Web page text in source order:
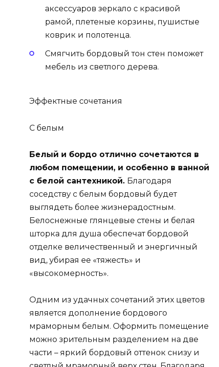
аксессуаров зеркало с красивой
рамой, плетеные корзины, пушистые
коврик и полотенца.
Смягчить бордовый тон стен поможет
мебель из светлого дерева.
Эффектные сочетания
С белым
Белый и бордо отлично сочетаются в
любом помещении, и особенно в ванной
с белой сантехникой. Благодаря
соседству с белым бордовый будет
выглядеть более жизнерадостным.
Белоснежные глянцевые стены и белая
шторка для душа обеспечат бордовой
отделке величественный и энергичный
вид, убирая ее «тяжесть» и
«высокомерность».
Одним из удачных сочетаний этих цветов
является дополнение бордового
мраморным белым. Оформить помещение
можно зрительным разделением на две
части – яркий бордовый оттенок снизу и